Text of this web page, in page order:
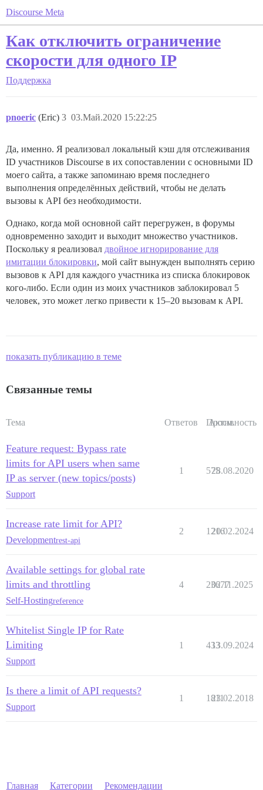
Discourse Meta
Как отключить ограничение
скорости для одного IP
Поддержка
pnoeric (Eric) 03.Май.2020 15:22:25
3
Да, именно. Я реализовал локальный кэш для отслеживания
ID участников Discourse в их сопоставлении с основными ID
моего сайта, а также запоминаю время последнего
выполнения определённых действий, чтобы не делать
вызовы к API без необходимости.
Однако, когда мой основной сайт перегружен, в форумы
одновременно заходит и выходит множество участников.
Поскольку я реализовал двойное игнорирование для
имитации блокировки, мой сайт вынужден выполнять серию
вызовов к API для каждого участника из списка блокировок
кого-либо. Если один из моих участников заблокировал 5
человек, это может легко привести к 15–20 вызовам к API.
показать публикацию в теме
Связанные темы
Тема Ответов Просм.
Активность
Feature request: Bypass rate
limits for API users when same
IP as server (new topics/posts)
Support
1 575
28.08.2020
Increase rate limit for API?
Developmentrest-api
2 1216
20.02.2024
Available settings for global rate
limits and throttling
Self-Hostingreference
4 23677
02.11.2025
Whitelist Single IP for Rate
Limiting
Support
1 433
13.09.2024
Is there a limit of API requests?
Support
1 1811
23.02.2018
Главная Категории Рекомендации